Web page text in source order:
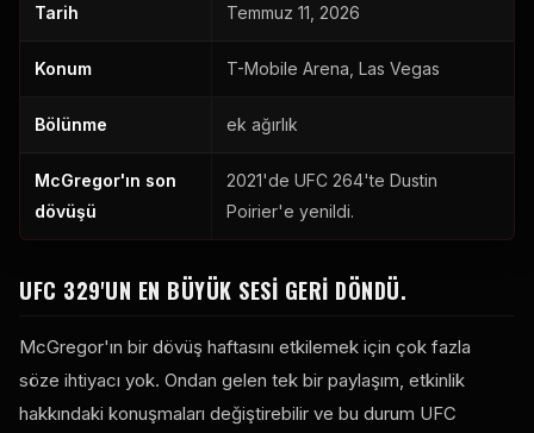
Tarih Temmuz 11, 2026
Konum T-Mobile Arena, Las Vegas
Bölünme ek ağırlık
McGregor'ın son
dövüşü
2021'de UFC 264'te Dustin
Poirier'e yenildi.
UFC 329'UN EN BÜYÜK SESI GERI DÖNDÜ.
McGregor'ın bir dövüş haftasını etkilemek için çok fazla
söze ihtiyacı yok. Ondan gelen tek bir paylaşım, etkinlik
hakkındaki konuşmaları değiştirebilir ve bu durum UFC